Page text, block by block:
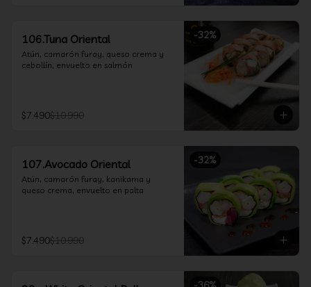
-32%
106.Tuna Oriental
Atún, camarón furay, queso crema y
cebollín, envuelto en salmón
$7.490$10.990
-32%
107.Avocado Oriental
Atún, camarón furay, kanikama y
queso crema, envuelto en palta
$7.490$10.990